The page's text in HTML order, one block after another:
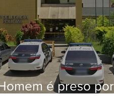
é preso por